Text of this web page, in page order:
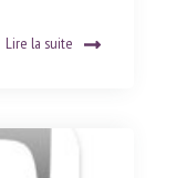
Lire la suite